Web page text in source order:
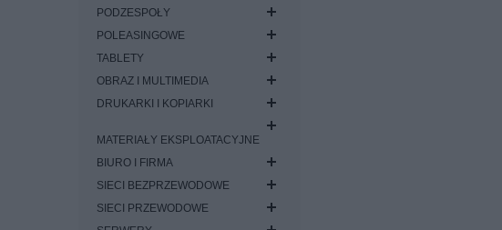
PODZESPOŁY
POLEASINGOWE
TABLETY
OBRAZ I MULTIMEDIA
DRUKARKI I KOPIARKI
MATERIAŁY EKSPLOATACYJNE
BIURO I FIRMA
SIECI BEZPRZEWODOWE
SIECI PRZEWODOWE